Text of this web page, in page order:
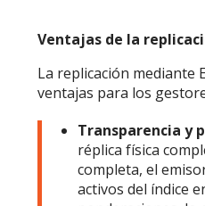
Ventajas de la
La replicación mediante
ventajas para los
Transparencia y
réplica física
completa, el
activos del índice